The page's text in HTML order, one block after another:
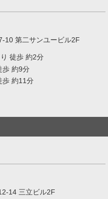
10 第二サンユービル2F
徒歩 約2分
歩 約9分
歩 約11分
14 三立ビル2F